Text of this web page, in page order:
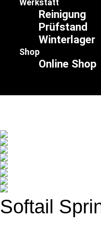
Werkstatt
Reinigung
Prüfstand
Winterlager
Shop
Online Shop
Softail